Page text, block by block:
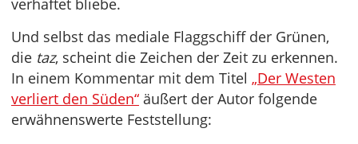
verhaftet bliebe.
Und selbst das mediale Flaggschiff der Grünen,
die taz, scheint die Zeichen der Zeit zu erkennen.
In einem Kommentar mit dem Titel „Der Westen
verliert den Süden“ äußert der Autor folgende
erwähnenswerte Feststellung: